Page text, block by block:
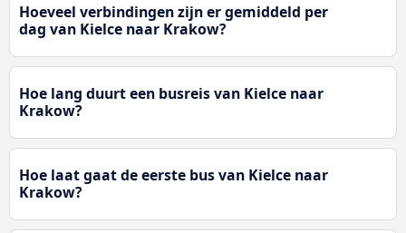
Hoeveel verbindingen zijn er gemiddeld per
dag van Kielce naar Krakow?
Hoe lang duurt een busreis van Kielce naar
Krakow?
Hoe laat gaat de eerste bus van Kielce naar
Krakow?